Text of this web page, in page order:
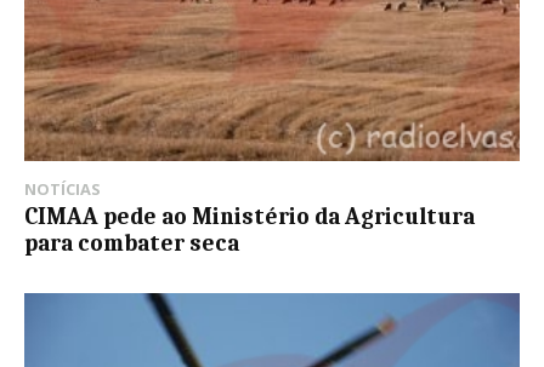
NOTÍCIAS
CIMAA pede ao Ministério da Agricultura
para combater seca